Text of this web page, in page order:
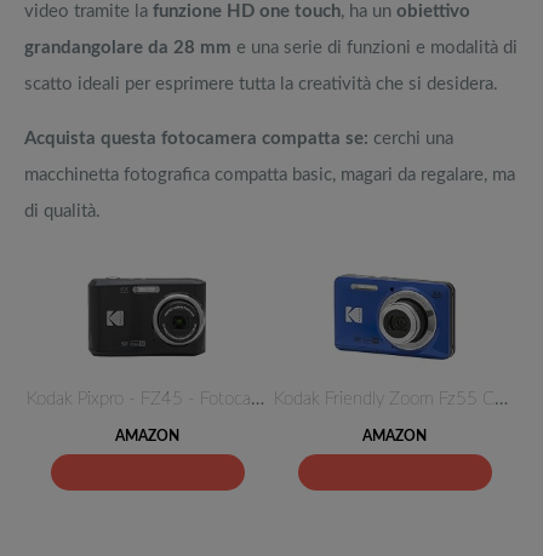
video tramite la funzione HD one touch, ha un obiettivo
grandangolare da 28 mm e una serie di funzioni e modalità di
scatto ideali per esprimere tutta la creatività che si desidera.
Acquista questa fotocamera compatta se: cerchi una
macchinetta fotografica compatta basic, magari da regalare, ma
di qualità.
Kodak Pixpro - FZ45 - Fotocame…
AMAZON
Kodak Friendly Zoom Fz55 Camer…
AMAZON